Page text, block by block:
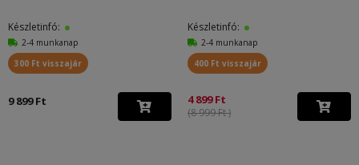
Készletinfó:
2-4 munkanap
300 Ft visszajár
9 899 Ft
Készletinfó:
2-4 munkanap
400 Ft visszajár
4 899 Ft
(8 999 Ft )